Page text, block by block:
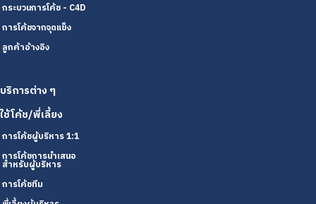
กระบวนการโค้ช - C4D
การโค้ชจากจุดแข็ง
ลูกค้าอ้างอิง
บริการต่าง ๆ
ใช้โค้ช/พี่เลี้ยง
การโค้ชผู้บริหาร 1:1
การโค้ชการนำเสนอ
สำหรับผู้บริหาร
การโค้ชทีม